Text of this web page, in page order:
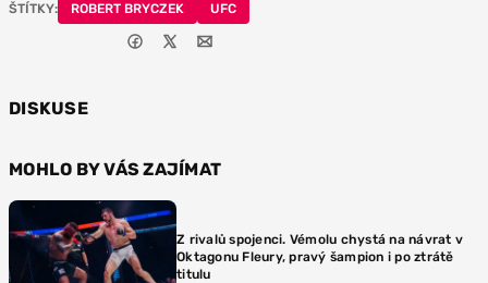
ŠTÍTKY: ROBERT BRYCZEK UFC
DISKUSE
MOHLO BY VÁS ZAJÍMAT
Z rivalů spojenci. Vémolu chystá na návrat v
Oktagonu Fleury, pravý šampion i po ztrátě
titulu